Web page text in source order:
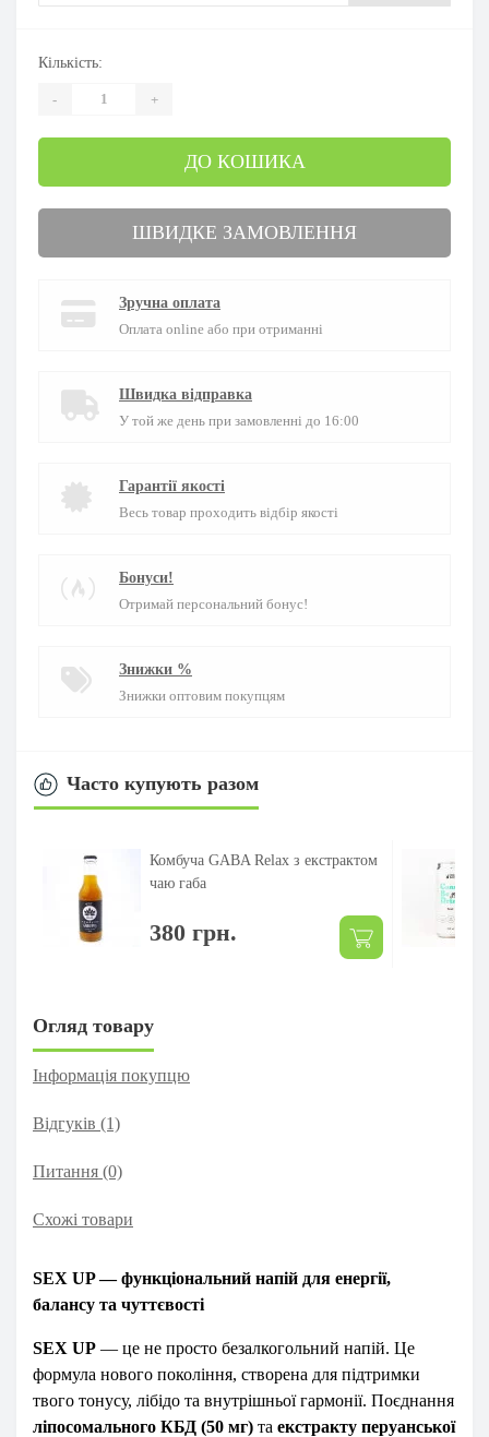
Кількість:
- +
ДО КОШИКА
ШВИДКЕ ЗАМОВЛЕННЯ
Зручна оплата
Оплата online або при отриманні
Швидка відправка
У той же день при замовленні до 16:00
Гарантії якості
Весь товар проходить відбір якості
Бонуси!
Отримай персональний бонус!
Знижки %
Знижки оптовим покупцям
Часто купують разом
Комбуча GABA Relax з екстрактом
чаю габа
380 грн.
Огляд товару
Інформація покупцю
Відгуків (1)
Питання (0)
Схожі товари
SEX UP — функціональний напій для енергії,
балансу та чуттєвості
SEX UP — це не просто безалкогольний напій. Це
формула нового покоління, створена для підтримки
твого тонусу, лібідо та внутрішньої гармонії. Поєднання
ліпосомального КБД (50 мг) та екстракту перуанської